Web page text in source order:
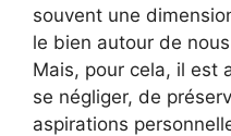
souvent une
le bien autour de
Mais, pour cela, il est
se négliger, de
aspirations